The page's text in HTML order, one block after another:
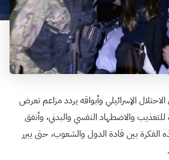
الإسرائيلي وأبواقه يردد مزاعم تعرض
والاضطهاد النفسي والبدني، وأنفق
الفكرة بين قادة الدول والشعوب، حتى يبرر